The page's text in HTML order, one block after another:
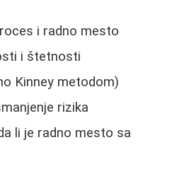
i radno mesto
i štetnosti
Kinney metodom)
rizika
li je radno mesto sa